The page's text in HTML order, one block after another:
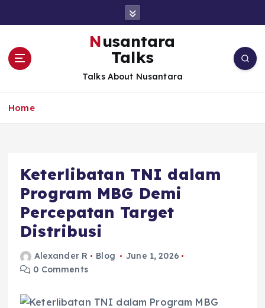
Nusantara
Talks
Talks About Nusantara
Home
Keterlibatan TNI dalam
Program MBG Demi
Percepatan Target
Distribusi
Alexander R Blog
June 1, 2026
0 Comments